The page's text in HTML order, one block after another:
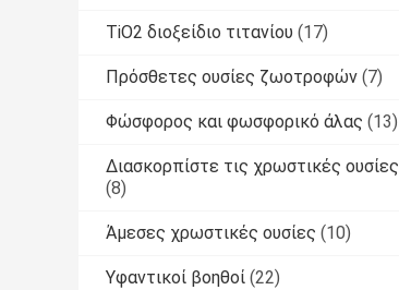
TiO2 διοξείδιο τιτανίου (17)
Πρόσθετες ουσίες ζωοτροφών (7)
Φώσφορος και φωσφορικό άλας (13)
Διασκορπίστε τις χρωστικές ουσίες
(8)
Άμεσες χρωστικές ουσίες (10)
Υφαντικοί βοηθοί (22)